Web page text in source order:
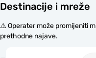
Destinacije i mreže
⚠️ Operater može promijeniti
prethodne najave.